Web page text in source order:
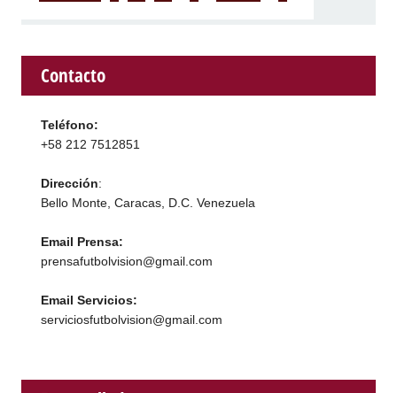
Contacto
Teléfono:
+58 212 7512851
Dirección:
Bello Monte, Caracas, D.C. Venezuela
Email Prensa:
prensafutbolvision@gmail.com
Email Servicios:
serviciosfutbolvision@gmail.com